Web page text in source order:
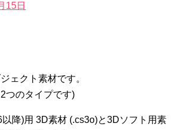
15日
ェクト素材です。
つのタイプです)
降)用 3D素材 (.cs3o)と3Dソフト用素